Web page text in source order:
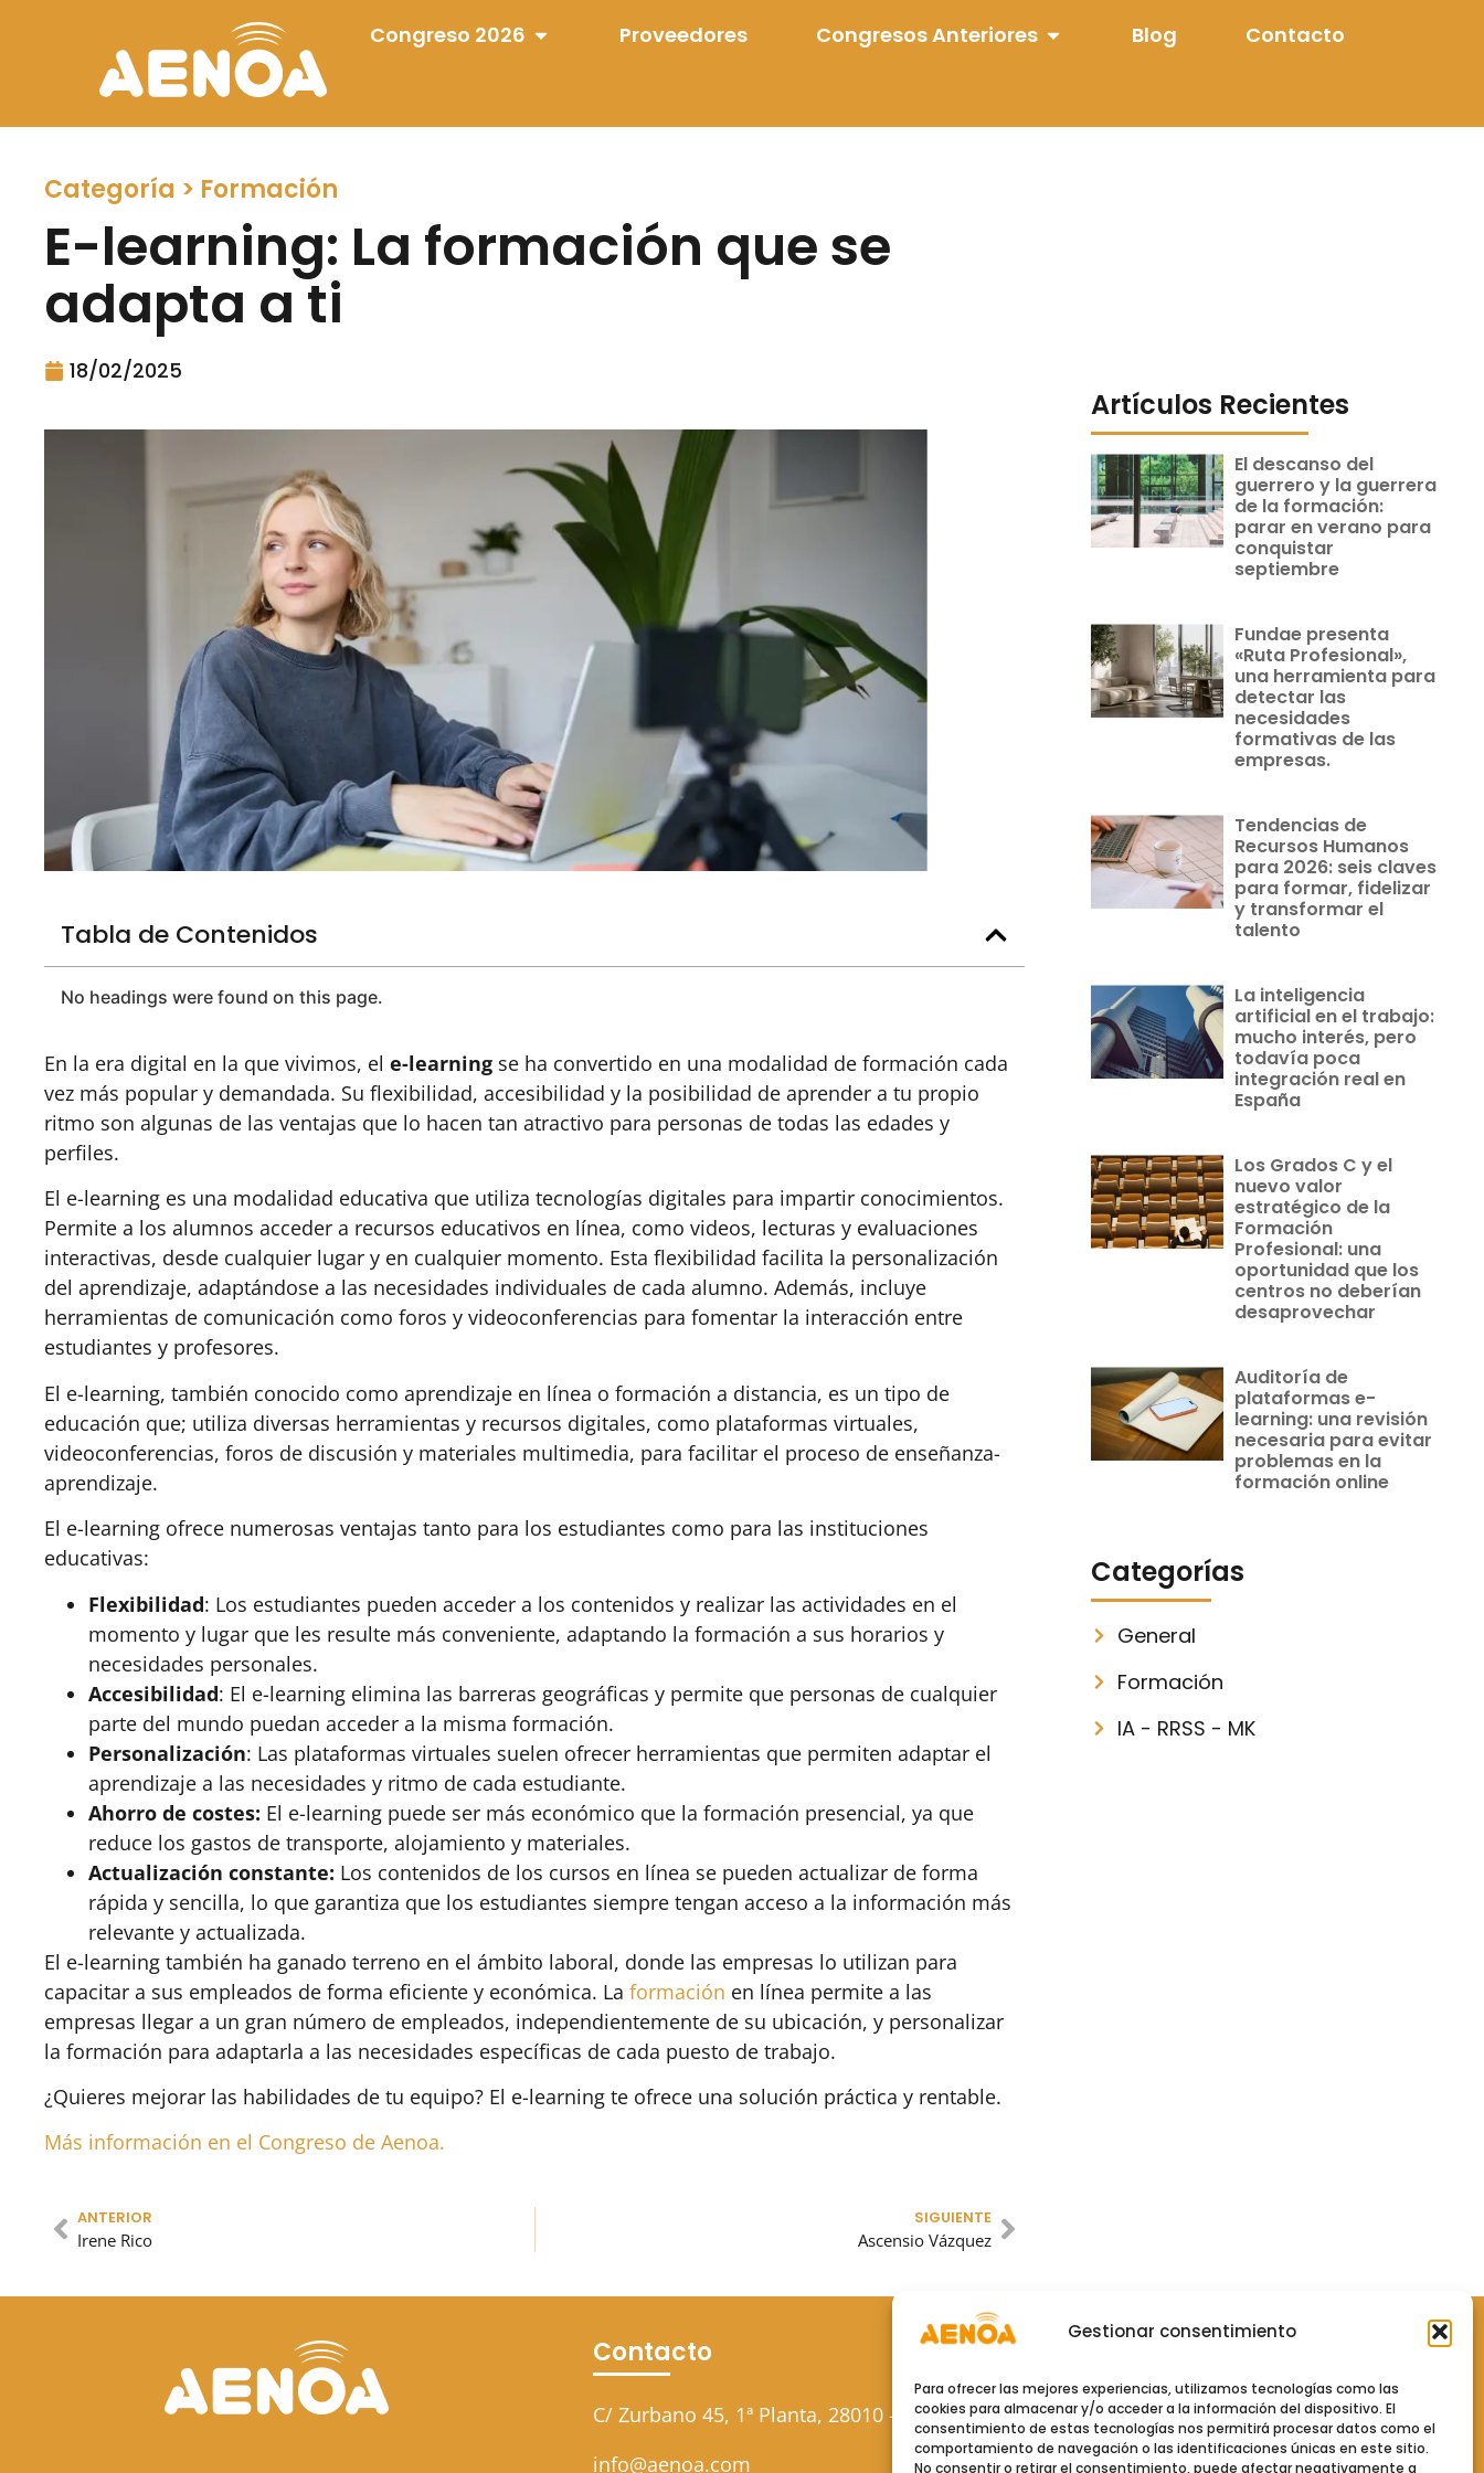
Gestionar consentimiento
Para ofrecer las mejores experiencias, utilizamos tecnologías como las
cookies para almacenar y/o acceder a la información del dispositivo. El
consentimiento de estas tecnologías nos permitirá procesar datos como el
comportamiento de navegación o las identificaciones únicas en este sitio.
No consentir o retirar el consentimiento, puede afectar negativamente a
Congreso 2026 Proveedores Congresos Anteriores Blog Contacto
Categoría > Formación
E-learning: La formación que se
adapta a ti
18/02/2025
Tabla de Contenidos
No headings were found on this page.
En la era digital en la que vivimos, el e-learning se ha convertido en una modalidad de formación cada
vez más popular y demandada. Su flexibilidad, accesibilidad y la posibilidad de aprender a tu propio
ritmo son algunas de las ventajas que lo hacen tan atractivo para personas de todas las edades y
perfiles.
El e-learning es una modalidad educativa que utiliza tecnologías digitales para impartir conocimientos.
Permite a los alumnos acceder a recursos educativos en línea, como videos, lecturas y evaluaciones
interactivas, desde cualquier lugar y en cualquier momento. Esta flexibilidad facilita la personalización
del aprendizaje, adaptándose a las necesidades individuales de cada alumno. Además, incluye
herramientas de comunicación como foros y videoconferencias para fomentar la interacción entre
estudiantes y profesores.
El e-learning, también conocido como aprendizaje en línea o formación a distancia, es un tipo de
educación que; utiliza diversas herramientas y recursos digitales, como plataformas virtuales,
videoconferencias, foros de discusión y materiales multimedia, para facilitar el proceso de enseñanza-
aprendizaje.
El e-learning ofrece numerosas ventajas tanto para los estudiantes como para las instituciones
educativas:
Flexibilidad: Los estudiantes pueden acceder a los contenidos y realizar las actividades en el
momento y lugar que les resulte más conveniente, adaptando la formación a sus horarios y
necesidades personales.
Accesibilidad: El e-learning elimina las barreras geográficas y permite que personas de cualquier
parte del mundo puedan acceder a la misma formación.
Personalización: Las plataformas virtuales suelen ofrecer herramientas que permiten adaptar el
aprendizaje a las necesidades y ritmo de cada estudiante.
Ahorro de costes: El e-learning puede ser más económico que la formación presencial, ya que
reduce los gastos de transporte, alojamiento y materiales.
Actualización constante: Los contenidos de los cursos en línea se pueden actualizar de forma
rápida y sencilla, lo que garantiza que los estudiantes siempre tengan acceso a la información más
relevante y actualizada.
El e-learning también ha ganado terreno en el ámbito laboral, donde las empresas lo utilizan para
capacitar a sus empleados de forma eficiente y económica. La formación en línea permite a las
empresas llegar a un gran número de empleados, independientemente de su ubicación, y personalizar
la formación para adaptarla a las necesidades específicas de cada puesto de trabajo.
¿Quieres mejorar las habilidades de tu equipo? El e-learning te ofrece una solución práctica y rentable.
Más información en el Congreso de Aenoa.
ANTERIOR
Irene Rico
SIGUIENTE
Ascensio Vázquez
Artículos Recientes
El descanso del
guerrero y la guerrera
de la formación:
parar en verano para
conquistar
septiembre
Fundae presenta
«Ruta Profesional»,
una herramienta para
detectar las
necesidades
formativas de las
empresas.
Tendencias de
Recursos Humanos
para 2026: seis claves
para formar, fidelizar
y transformar el
talento
La inteligencia
artificial en el trabajo:
mucho interés, pero
todavía poca
integración real en
España
Los Grados C y el
nuevo valor
estratégico de la
Formación
Profesional: una
oportunidad que los
centros no deberían
desaprovechar
Auditoría de
plataformas e-
learning: una revisión
necesaria para evitar
problemas en la
formación online
Categorías
General
Formación
IA - RRSS - MK
Contacto
C/ Zurbano 45, 1ª Planta, 28010 – Madrid
info@aenoa.com
Política de Privacidad
Aviso Legal